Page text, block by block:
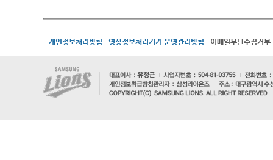
개인정보처리방침 영상정보처리기기 운영관리방침 이메일무단수집거부